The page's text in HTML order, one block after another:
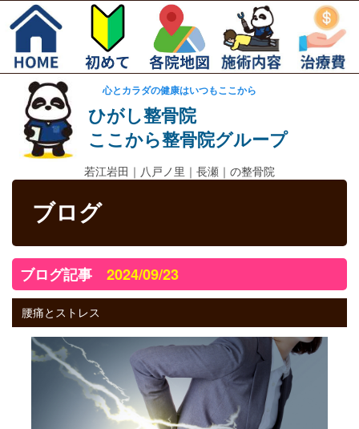
心とカラダの健康はいつもここから
ひがし整骨院
ここから整骨院グループ
若江岩田｜ 八戸ノ里｜長瀬｜の整骨院
ブログ
ブログ記事 2024/09/23
腰痛とストレス